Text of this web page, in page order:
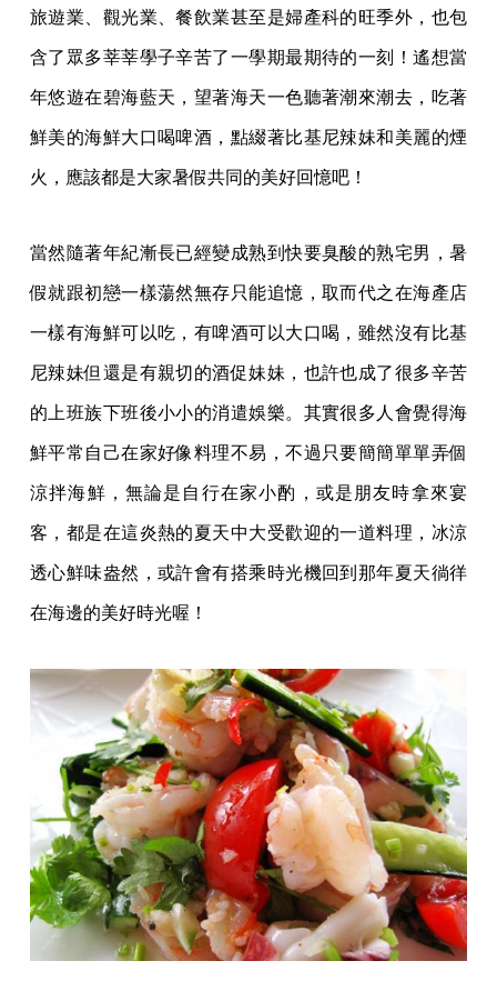
旅遊業、觀光業、餐飲業甚至是婦產科的旺季外，也包
含了眾多莘莘學子辛苦了一學期最期待的一刻！遙想當
年悠遊在碧海藍天，望著海天一色聽著潮來潮去，吃著
鮮美的海鮮大口喝啤酒，點綴著比基尼辣妹和美麗的煙
火，應該都是大家暑假共同的美好回憶吧！
當然隨著年紀漸長已經變成熟到快要臭酸的熟宅男，暑
假就跟初戀一樣蕩然無存只能追憶，取而代之在海產店
一樣有海鮮可以吃，有啤酒可以大口喝，雖然沒有比基
尼辣妹但還是有親切的酒促妹妹，也許也成了很多辛苦
的上班族下班後小小的消遣娛樂。其實很多人會覺得海
鮮平常自己在家好像料理不易，不過只要簡簡單單弄個
涼拌海鮮，無論是自行在家小酌，或是朋友時拿來宴
客，都是在這炎熱的夏天中大受歡迎的一道料理，冰涼
透心鮮味盎然，或許會有搭乘時光機回到那年夏天徜徉
在海邊的美好時光喔！